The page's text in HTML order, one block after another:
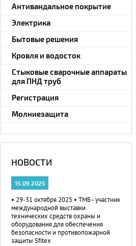
Антивандальное покрытие
Электрика
Бытовые решения
Кровля и водосток
Стыковые сварочные аппараты
для ПНД труб
Регистрация
Молниезащита
НОВОСТИ
15.09.2025
• 29-31 октября 2025 • ТМБ - участник
международной выставки
технических средств охраны и
оборудования для обеспечения
безопасности и противопожарной
защиты Sfitex